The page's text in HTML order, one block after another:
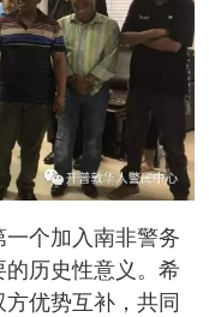
个加入南非警务
历史性意义。希
优势互补，共同